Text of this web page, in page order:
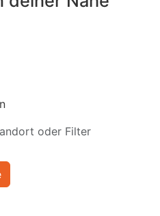
oder Filter